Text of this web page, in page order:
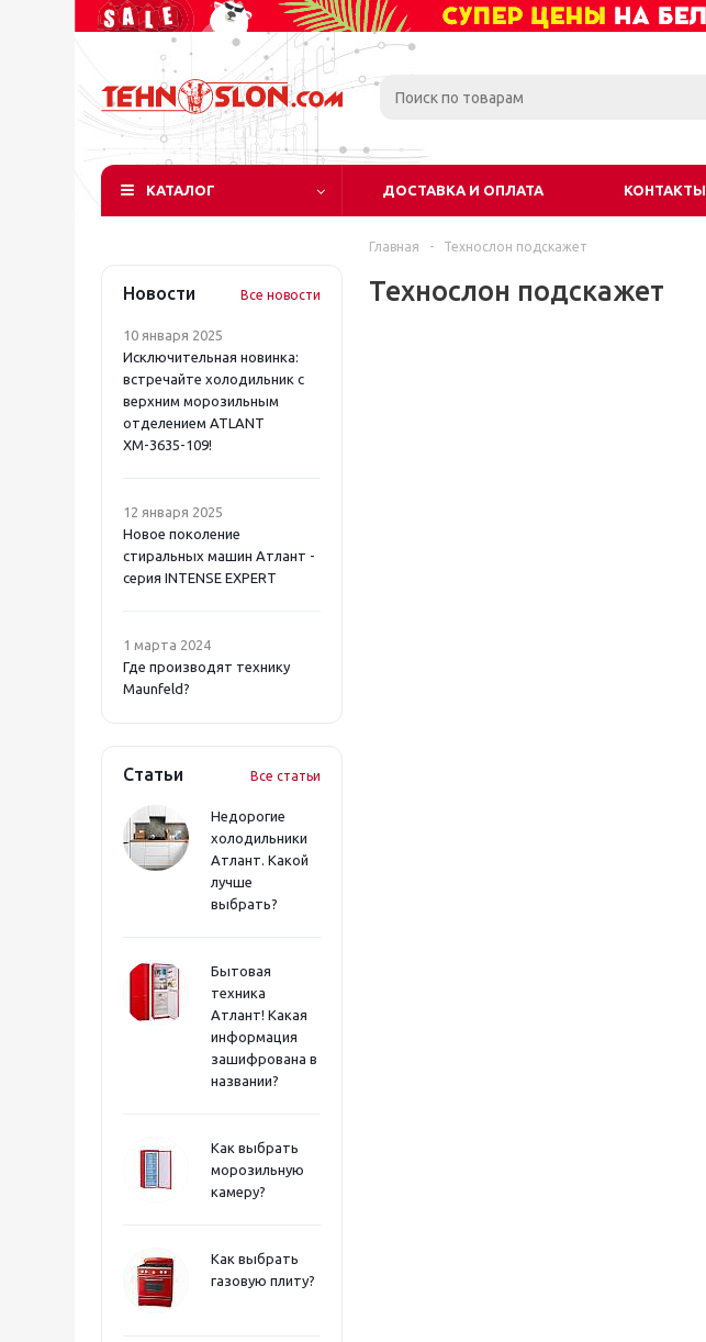
КАТАЛОГ ДОСТАВКА И ОПЛАТА КОНТАКТЫ
Новости Все новости
10 января 2025
Исключительная новинка:
встречайте холодильник с
верхним морозильным
отделением ATLANT
ХМ-3635-109!
12 января 2025
Новое поколение
стиральных машин Атлант -
серия INTENSE EXPERT
1 марта 2024
Где производят технику
Maunfeld?
Статьи Все статьи
Недорогие
холодильники
Атлант. Какой
лучше
выбрать?
Бытовая
техника
Атлант! Какая
информация
зашифрована в
названии?
Как выбрать
морозильную
камеру?
Как выбрать
газовую плиту?
Главная - Технослон подскажет
Технослон подскажет